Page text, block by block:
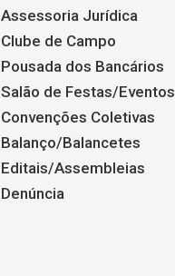
Assessoria Jurídica
Clube de Campo
Pousada dos Bancários
Salão de Festas/Eventos
Convenções Coletivas
Balanço/Balancetes
Editais/Assembleias
Denúncia